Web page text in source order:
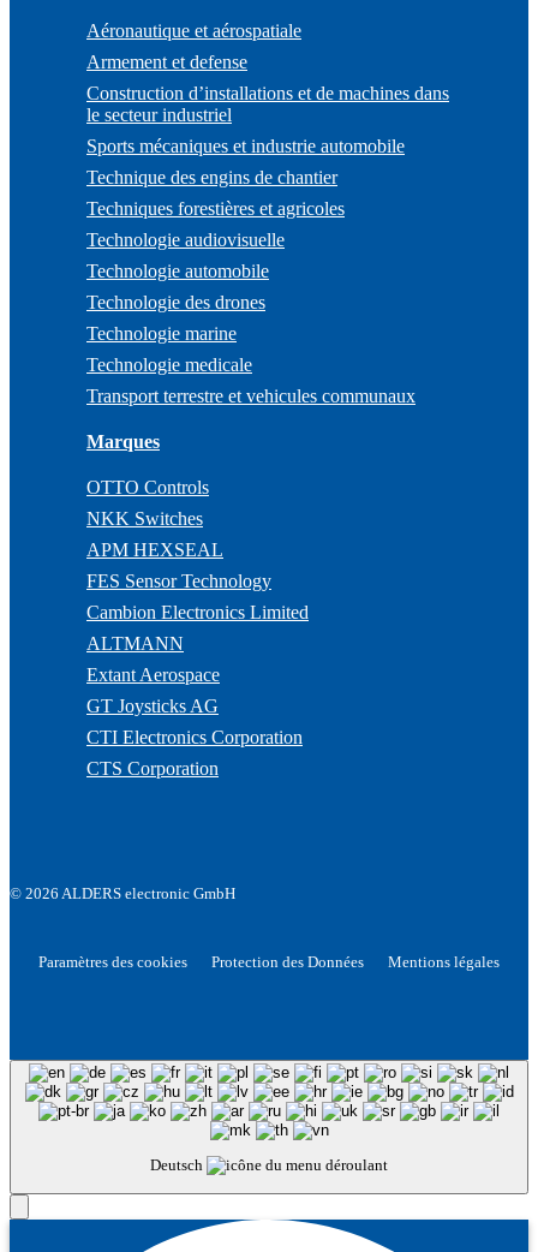
Aéronautique et aérospatiale
Armement et defense
Construction d’installations et de machines dans
le secteur industriel
Sports mécaniques et industrie automobile
Technique des engins de chantier
Techniques forestières et agricoles
Technologie audiovisuelle
Technologie automobile
Technologie des drones
Technologie marine
Technologie medicale
Transport terrestre et vehicules communaux
Marques
OTTO Controls
NKK Switches
APM HEXSEAL
FES Sensor Technology
Cambion Electronics Limited
ALTMANN
Extant Aerospace
GT Joysticks AG
CTI Electronics Corporation
CTS Corporation
© 2026 ALDERS electronic GmbH
Paramètres des cookies Protection des Données Mentions légales
Deutsch